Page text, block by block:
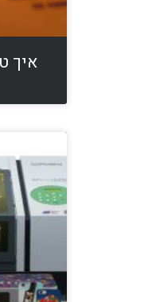
איך